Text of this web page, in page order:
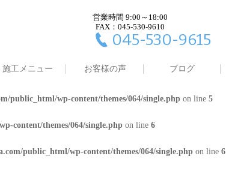
営業時間 9:00～18:00
FAX：045-530-9610
045-530-9615
施工メニュー お客様の声 ブログ
content/themes/064/single.phpon line4
public_html/wp-content/themes/064/single.phpon line
content/themes/064/single.phpon line
public_html/wp-content/themes/064/single.php on line 5
content/themes/064/single.php on line 6
public_html/wp-content/themes/064/single.php on line 6